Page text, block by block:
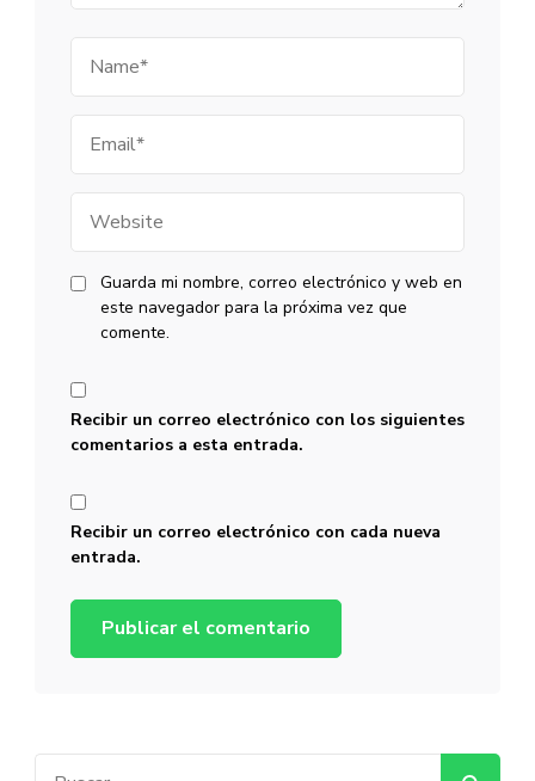
Guarda mi nombre, correo electrónico y web en
este navegador para la próxima vez que
comente.
Recibir un correo electrónico con los siguientes
comentarios a esta entrada.
Recibir un correo electrónico con cada nueva
entrada.